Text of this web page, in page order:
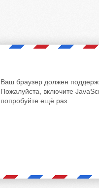
Ваш браузер должен
Пожалуйста, включите
попробуйте ещё раз